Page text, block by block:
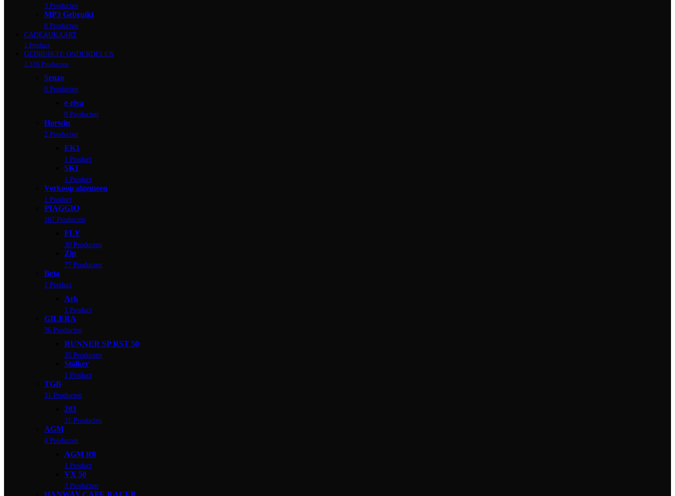
3 Producten
MP3 Gebruikt
8 Producten
CADEAUKAART
1 Product
GEBRUIKTE ONDERDELEN
1.376 Producten
Senzo
0 Producten
e-riva
0 Producten
Horwin
2 Producten
EK1
1 Product
SK1
1 Product
Verkoop algemeen
1 Product
PIAGGIO
107 Producten
FLY
30 Producten
Zip
77 Producten
Beta
1 Product
Ark
1 Product
GILERA
36 Producten
RUNNER SP RST 50
35 Producten
Stalker
1 Product
TGB
31 Producten
203
31 Producten
AGM
4 Producten
AGM R8
1 Product
VX 50
3 Producten
HANWAY CAFE RACER